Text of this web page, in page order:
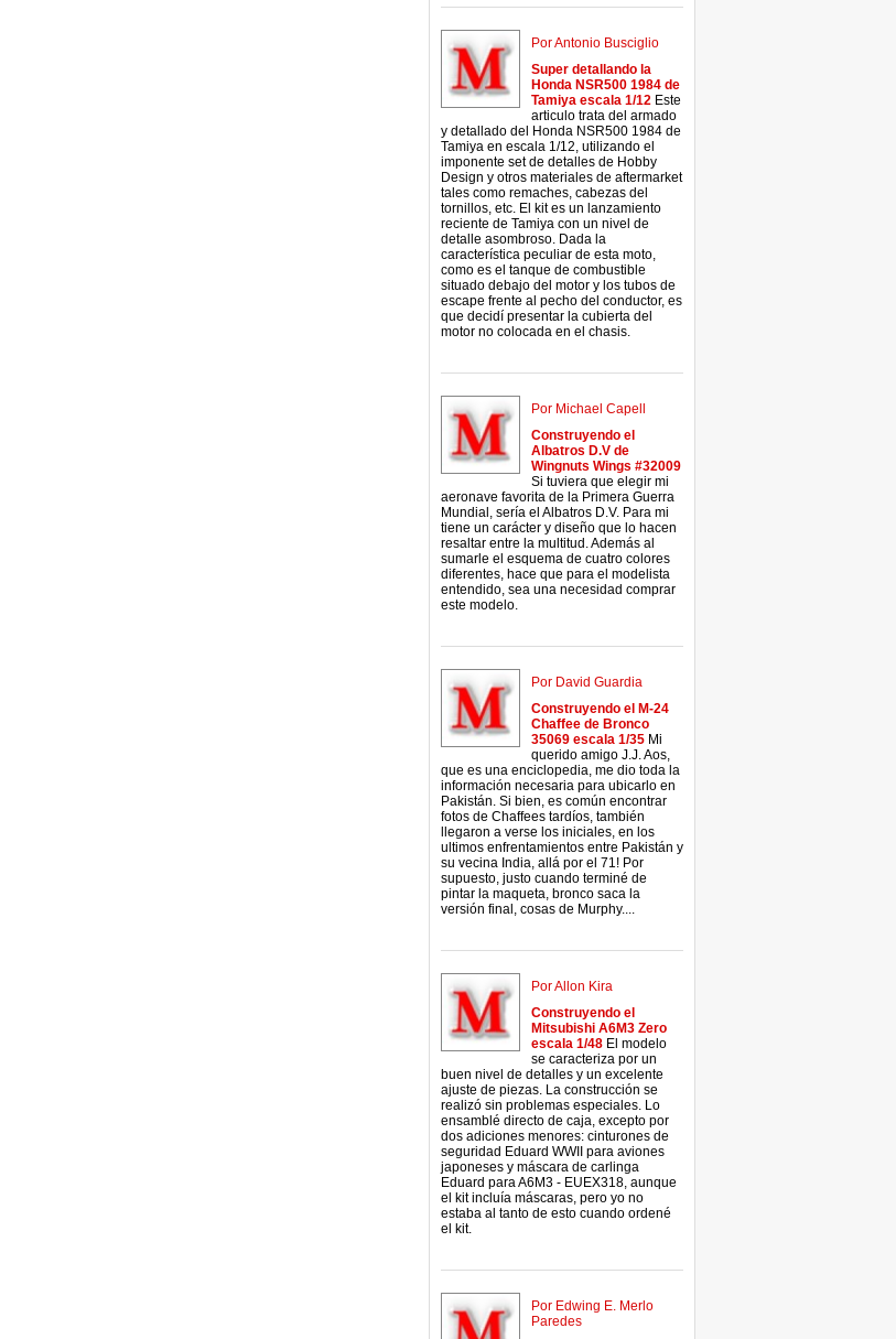
Por Antonio Busciglio
Super detallando la
Honda NSR500 1984 de
Tamiya escala 1/12 Este
articulo trata del armado
y detallado del Honda NSR500 1984 de
Tamiya en escala 1/12, utilizando el
imponente set de detalles de Hobby
Design y otros materiales de aftermarket
tales como remaches, cabezas del
tornillos, etc. El kit es un lanzamiento
reciente de Tamiya con un nivel de
detalle asombroso. Dada la
característica peculiar de esta moto,
como es el tanque de combustible
situado debajo del motor y los tubos de
escape frente al pecho del conductor, es
que decidí presentar la cubierta del
motor no colocada en el chasis.
Por Michael Capell
Construyendo el
Albatros D.V de
Wingnuts Wings #32009
Si tuviera que elegir mi
aeronave favorita de la Primera Guerra
Mundial, sería el Albatros D.V. Para mi
tiene un carácter y diseño que lo hacen
resaltar entre la multitud. Además al
sumarle el esquema de cuatro colores
diferentes, hace que para el modelista
entendido, sea una necesidad comprar
este modelo.
Por David Guardia
Construyendo el M-24
Chaffee de Bronco
35069 escala 1/35 Mi
querido amigo J.J. Aos,
que es una enciclopedia, me dio toda la
información necesaria para ubicarlo en
Pakistán. Si bien, es común encontrar
fotos de Chaffees tardíos, también
llegaron a verse los iniciales, en los
ultimos enfrentamientos entre Pakistán y
su vecina India, allá por el 71! Por
supuesto, justo cuando terminé de
pintar la maqueta, bronco saca la
versión final, cosas de Murphy....
Por Allon Kira
Construyendo el
Mitsubishi A6M3 Zero
escala 1/48 El modelo
se caracteriza por un
buen nivel de detalles y un excelente
ajuste de piezas. La construcción se
realizó sin problemas especiales. Lo
ensamblé directo de caja, excepto por
dos adiciones menores: cinturones de
seguridad Eduard WWII para aviones
japoneses y máscara de carlinga
Eduard para A6M3 - EUEX318, aunque
el kit incluía máscaras, pero yo no
estaba al tanto de esto cuando ordené
el kit.
Por Edwing E. Merlo
Paredes